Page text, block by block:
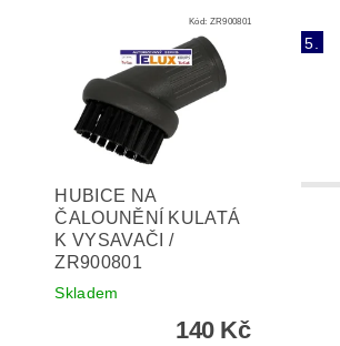
Kód: ZR900801
HUBICE NA
ČALOUNĚNÍ KULATÁ
K VYSAVAČI /
ZR900801
Skladem
140 Kč